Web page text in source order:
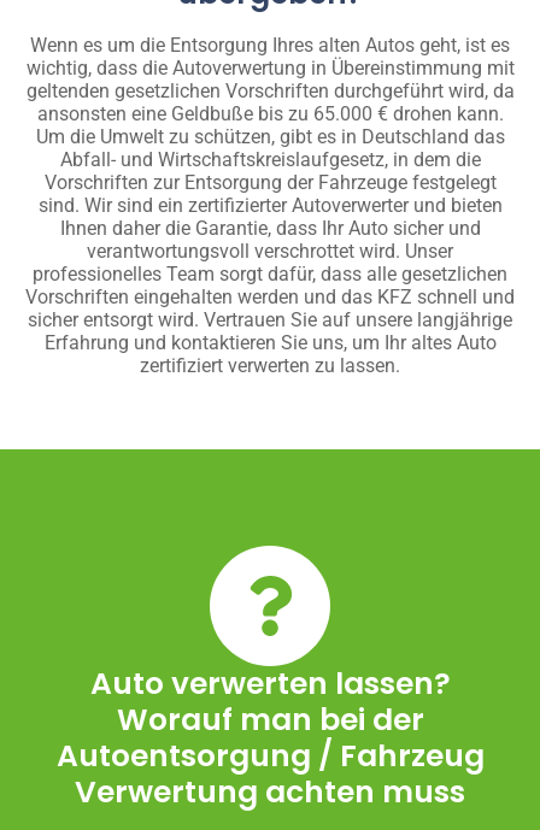
Wenn es um die Entsorgung Ihres alten Autos geht, ist es
wichtig, dass die Autoverwertung in Übereinstimmung mit
geltenden gesetzlichen Vorschriften durchgeführt wird, da
ansonsten eine Geldbuße bis zu 65.000 € drohen kann.
Um die Umwelt zu schützen, gibt es in Deutschland das
Abfall- und Wirtschaftskreislaufgesetz, in dem die
Vorschriften zur Entsorgung der Fahrzeuge festgelegt
sind. Wir sind ein zertifizierter Autoverwerter und bieten
Ihnen daher die Garantie, dass Ihr Auto sicher und
verantwortungsvoll verschrottet wird. Unser
professionelles Team sorgt dafür, dass alle gesetzlichen
Vorschriften eingehalten werden und das KFZ schnell und
sicher entsorgt wird. Vertrauen Sie auf unsere langjährige
Erfahrung und kontaktieren Sie uns, um Ihr altes Auto
zertifiziert verwerten zu lassen.
Auto verwerten lassen?
Worauf man bei der
Autoentsorgung / Fahrzeug
Verwertung achten muss